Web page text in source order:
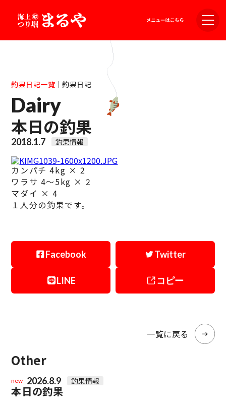
釣果日記一覧｜釣果日記
Dairy
本日の釣果
2018.1.7 釣果情報
カンパチ 4kg × 2
ワラサ 4～5kg × 2
マダイ × 4
１人分の釣果です。
Facebook Twitter
LINE コピー
一覧に戻る
Other
new 2026.8.9 釣果情報
本日の釣果